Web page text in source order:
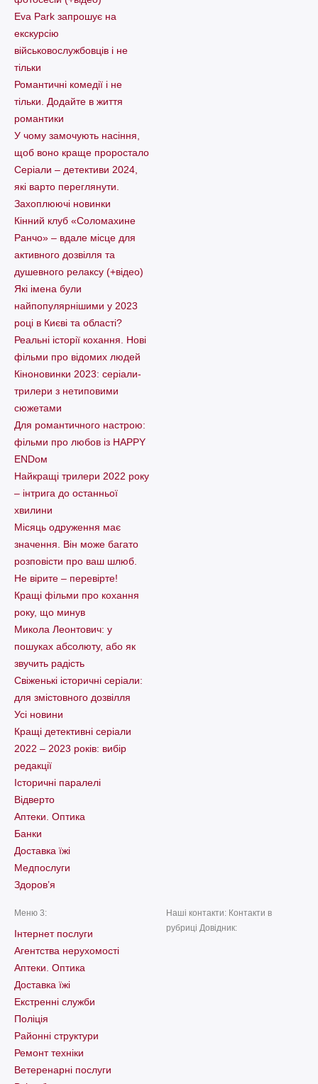
Eva Park запрошує на
екскурсію
військовослужбовців і не
тільки
Романтичні комедії і не
тільки. Додайте в життя
романтики
У чому замочують насіння,
щоб воно краще проростало
Серіали – детективи 2024,
які варто пеpеглянути.
Захоплюючі новинки
Кінний клуб «Соломахине
Ранчо» – вдале місце для
активного дозвілля та
душевного релаксу (+відео)
Які імена були
найпопулярнішими у 2023
році в Києві та області?
Реальні історії кохання. Нові
фільми про відомих людей
Кіноновинки 2023: серіали-
трилери з нетиповими
сюжетами
Для романтичного настрою:
фільми про любов із HAPPY
ENDом
Найкращі трилери 2022 року
– інтрига до останньої
хвилини
Місяць одруження має
значення. Він може багато
розповісти про ваш шлюб.
Не вірите – перевірте!
Кращі фільми про кохання
року, що минув
Микола Леонтович: у
пошуках абсолюту, або як
звучить радість
Свіженькі історичні серіали:
для змістовного дозвілля
Усі новини
Кращі детективні серіали
2022 – 2023 років: вибір
редакції
Історичні паралелі
Відверто
Аптеки. Оптика
Банки
Доставка їжі
Медпослуги
Здоров’я
Меню 3:
Інтернет послуги
Агентства нерухомості
Аптеки. Оптика
Доставка їжі
Екстренні служби
Поліція
Районні структури
Ремонт техніки
Ветеренарні послуги
Наші контакти: Контакти в
рубриці Довідник: